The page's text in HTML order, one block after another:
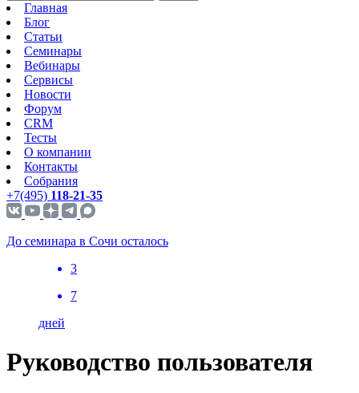
Главная
Блог
Статьи
Семинары
Вебинары
Сервисы
Новости
Форум
CRM
Тесты
О компании
Контакты
Собрания
+7(495) 118-21-35
До семинара в Сочи осталось
3
7
дней
Руководство пользователя